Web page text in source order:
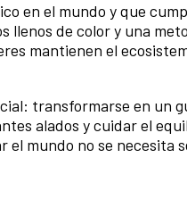
en el mundo y que
de color y una
mantienen el
transformarse en un
alados y cuidar el
el mundo no se necesita